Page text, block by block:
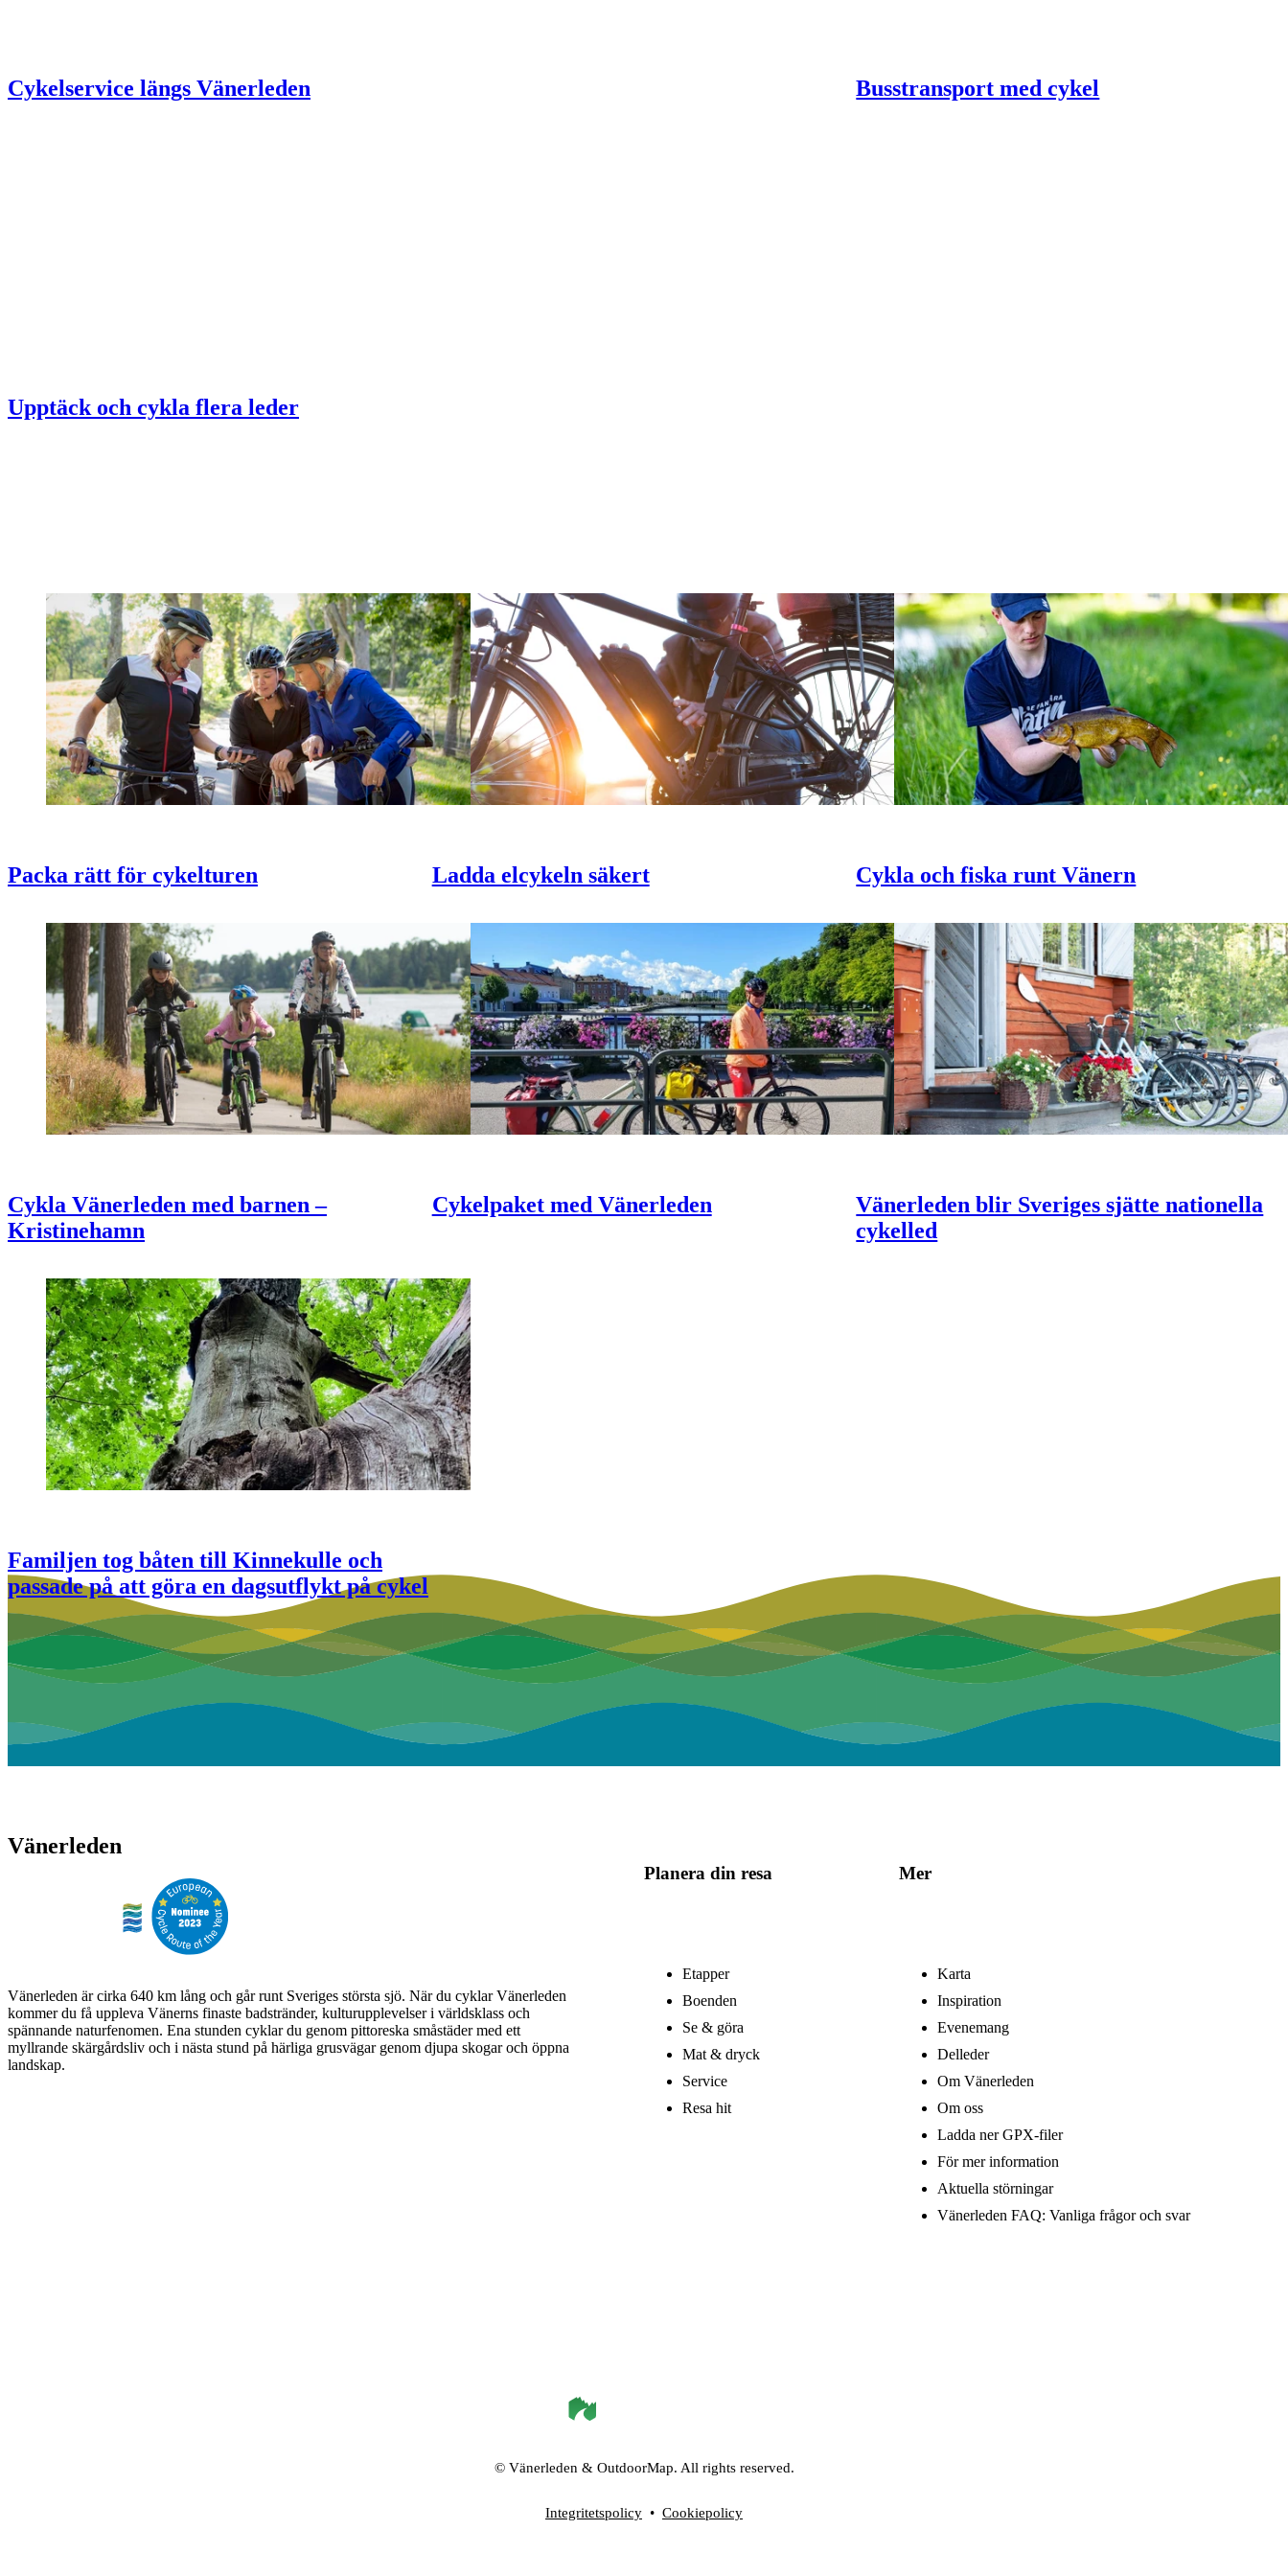
Cykelservice längs Vänerleden Busstransport med cykel
Upptäck och cykla flera leder
Packa rätt för cykelturen Ladda elcykeln säkert Cykla och fiska runt Vänern
Cykla Vänerleden med barnen –
Kristinehamn
Cykelpaket med Vänerleden
Vänerleden blir Sveriges sjätte nationella
cykelled
Familjen tog båten till Kinnekulle och
passade på att göra en dagsutflykt på cykel
Vänerleden
Vänerleden är cirka 640 km lång och går runt Sveriges största sjö. När du cyklar Vänerleden
kommer du få uppleva Vänerns finaste badstränder, kulturupplevelser i världsklass och
spännande naturfenomen. Ena stunden cyklar du genom pittoreska småstäder med ett
myllrande skärgårdsliv och i nästa stund på härliga grusvägar genom djupa skogar och öppna
landskap.
Planera din resa
Etapper
Boenden
Se & göra
Mat & dryck
Service
Resa hit
Mer
Karta
Inspiration
Evenemang
Delleder
Om Vänerleden
Om oss
Ladda ner GPX-filer
För mer information
Aktuella störningar
Vänerleden FAQ: Vanliga frågor och svar
© Vänerleden & OutdoorMap. All rights reserved.
Integritetspolicy • Cookiepolicy